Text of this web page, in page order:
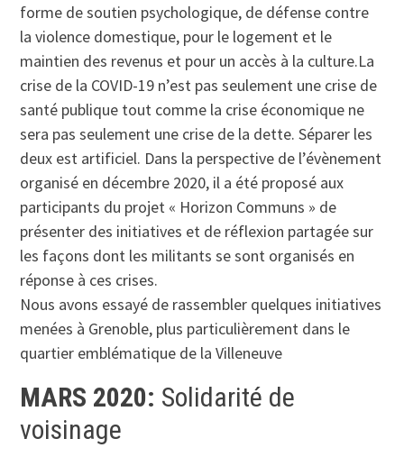
forme de soutien psychologique, de défense contre
la violence domestique, pour le logement et le
maintien des revenus et pour un accès à la culture.La
crise de la COVID-19 n’est pas seulement une crise de
santé publique tout comme la crise économique ne
sera pas seulement une crise de la dette. Séparer les
deux est artificiel. Dans la perspective de l’évènement
organisé en décembre 2020, il a été proposé aux
participants du projet « Horizon Communs » de
présenter des initiatives et de réflexion partagée sur
les façons dont les militants se sont organisés en
réponse à ces crises.
Nous avons essayé de rassembler quelques initiatives
menées à Grenoble, plus particulièrement dans le
quartier emblématique de la Villeneuve
MARS 2020: Solidarité de
voisinage